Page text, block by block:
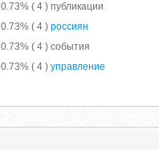
0.73% ( 4 ) публикации
0.73% ( 4 ) россиян
0.73% ( 4 ) события
0.73% ( 4 ) управление